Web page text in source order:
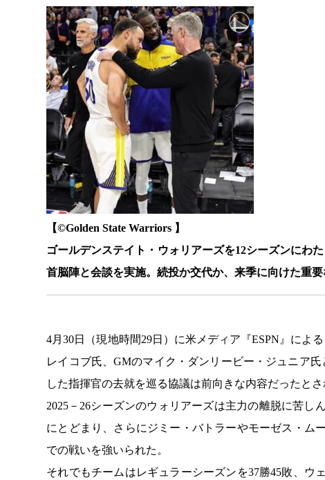
【©️Golden State Warriors 】
ゴールデンステイト・ウォリアーズを12シーズンにわ
首脳陣と会談を実施。続投か交代か、来季に向けた重
4月30日（現地時間29日）に米メディア『ESPN』によ
レイコブ氏、GMのマイク・ダンリービー・ジュニア
した指揮官の去就を巡る協議は前向きな内容だったと
2025－26シーズンのウォリアーズは主力の離脱に苦
にとどまり、さらにジミー・バトラーやモーゼス・ム
での戦いを強いられた。
それでもチームはレギュラーシーズンを37勝45敗、ウ